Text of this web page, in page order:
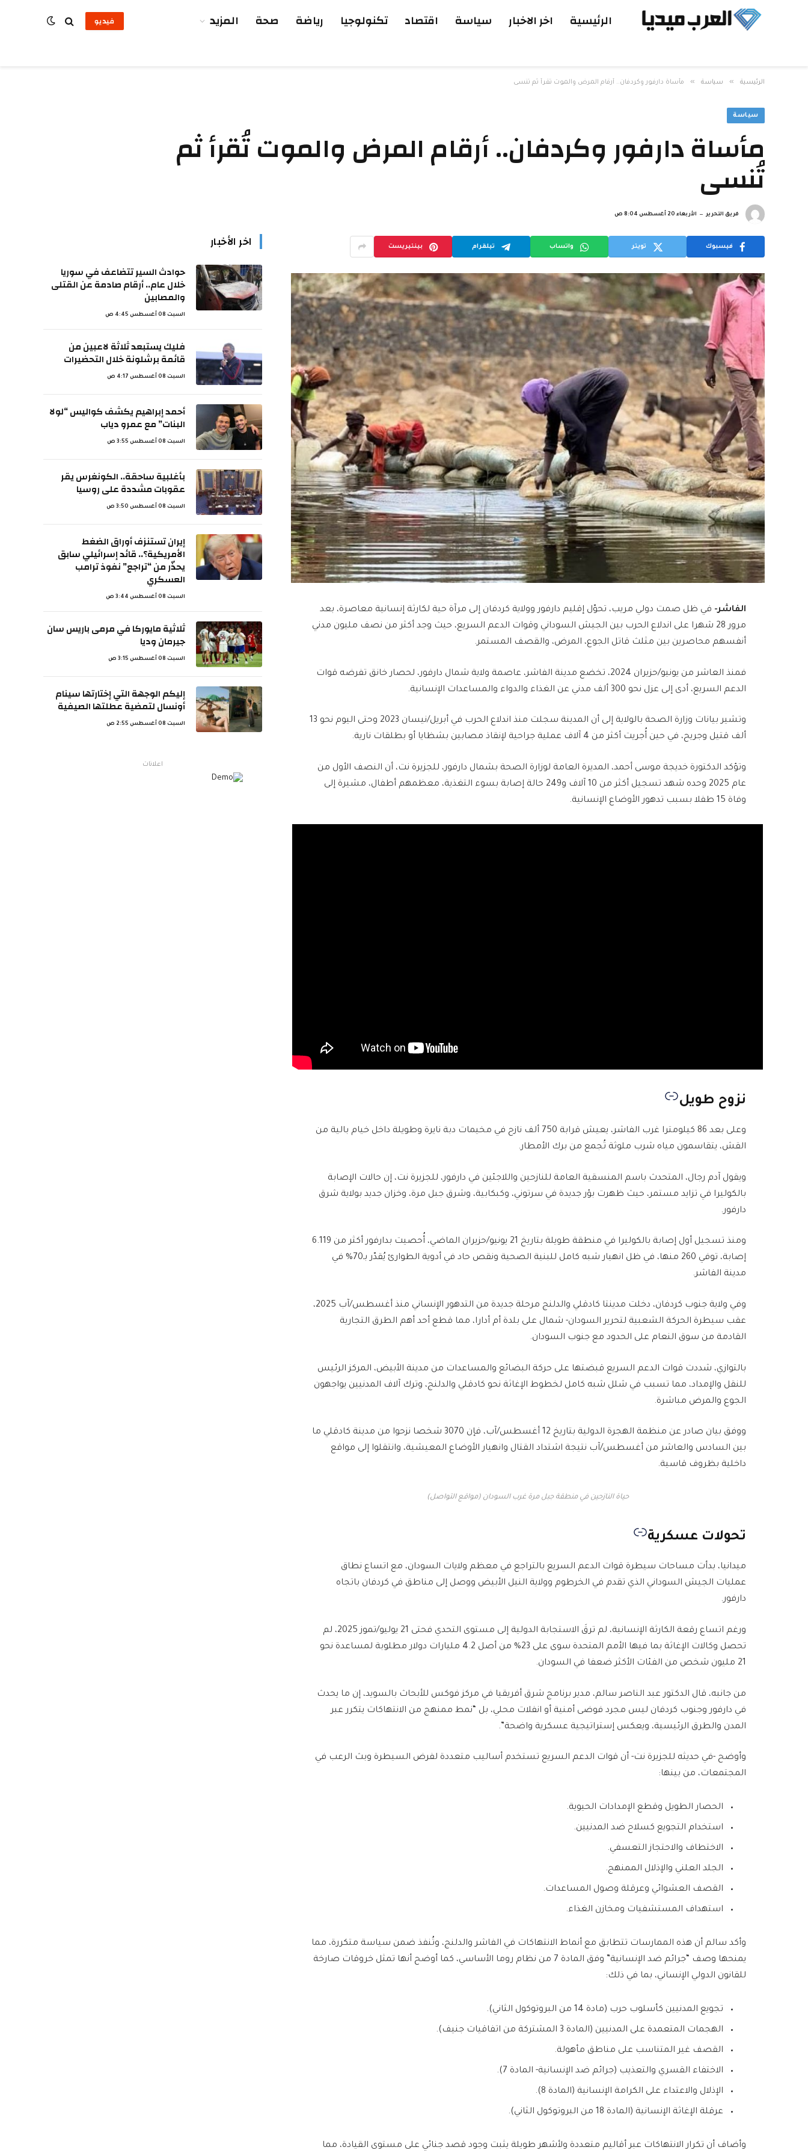
الرئيسية اخر الاخبار سياسة اقتصاد تكنولوجيا رياضة صحة المزيد فيديو
الرئيسية » سياسة » مأساة دارفور وكردفان.. أرقام المرض والموت تُقرأ ثم تُنسى
سياسة
مأساة دارفور وكردفان.. أرقام المرض والموت تُقرأ ثم
تُنسى
فريق التحرير الأربعاء 20 أغسطس 8:04 ص
فيسبوك تويتر واتساب تيلقرام بينتيريست
الفاشر- في ظل صمت دولي مريب، تحوّل إقليم دارفور وولاية كردفان إلى مرآة حية لكارثة إنسانية معاصرة، بعد
مرور 28 شهرا على اندلاع الحرب بين الجيش السوداني وقوات الدعم السريع، حيث وجد أكثر من نصف مليون مدني
أنفسهم محاصرين بين مثلث قاتل الجوع، المرض، والقصف المستمر.
فمنذ العاشر من يونيو/حزيران 2024، تخضع مدينة الفاشر، عاصمة ولاية شمال دارفور، لحصار خانق تفرضه قوات
الدعم السريع، أدى إلى عزل نحو 300 ألف مدني عن الغذاء والدواء والمساعدات الإنسانية.
وتشير بيانات وزارة الصحة بالولاية إلى أن المدينة سجلت منذ اندلاع الحرب في أبريل/نيسان 2023 وحتى اليوم نحو 13
ألف قتيل وجريح، في حين أُجريت أكثر من 4 آلاف عملية جراحية لإنقاذ مصابين بشظايا أو بطلقات نارية.
وتؤكد الدكتورة خديجة موسى أحمد، المديرة العامة لوزارة الصحة بشمال دارفور، للجزيرة نت، أن النصف الأول من
عام 2025 وحده شهد تسجيل أكثر من 10 آلاف و249 حالة إصابة بسوء التغذية، معظمهم أطفال، مشيرة إلى
وفاة 15 طفلا بسبب تدهور الأوضاع الإنسانية.
نزوح طويل
وعلى بعد 86 كيلومترا غرب الفاشر، يعيش قرابة 750 ألف نازح في مخيمات دبة نايرة وطويلة داخل خيام بالية من
القش، يتقاسمون مياه شرب ملوثة تُجمع من برك الأمطار.
ويقول آدم رجال، المتحدث باسم المنسقية العامة للنازحين واللاجئين في دارفور، للجزيرة نت، إن حالات الإصابة
بالكوليرا في تزايد مستمر، حيث ظهرت بؤر جديدة في سرتوني، وكبكابية، وشرق جبل مرة، وخزان جديد بولاية شرق
دارفور.
ومنذ تسجيل أول إصابة بالكوليرا في منطقة طويلة بتاريخ 21 يونيو/حزيران الماضي، أُحصيت بدارفور أكثر من 6.119
إصابة، توفي 260 منها، في ظل انهيار شبه كامل للبنية الصحية ونقص حاد في أدوية الطوارئ يُقدّر بـ70% في
مدينة الفاشر.
وفي ولاية جنوب كردفان، دخلت مدينتا كادقلي والدلنج مرحلة جديدة من التدهور الإنساني منذ أغسطس/آب 2025،
عقب سيطرة الحركة الشعبية لتحرير السودان- شمال على بلدة أم أدارا، مما قطع أحد أهم الطرق التجارية
القادمة من سوق النعام على الحدود مع جنوب السودان.
بالتوازي، شددت قوات الدعم السريع قبضتها على حركة البضائع والمساعدات من مدينة الأبيض، المركز الرئيس
للنقل والإمداد، مما تسبب في شلل شبه كامل لخطوط الإغاثة نحو كادقلي والدلنج، وترك آلاف المدنيين يواجهون
الجوع والمرض مباشرة.
ووفق بيان صادر عن منظمة الهجرة الدولية بتاريخ 12 أغسطس/آب، فإن 3070 شخصا نزحوا من مدينة كادقلي ما
بين السادس والعاشر من أغسطس/آب نتيجة اشتداد القتال وانهيار الأوضاع المعيشية، وانتقلوا إلى مواقع
داخلية بظروف قاسية.
حياة النازحين في منطقة جبل مرة غرب السودان (مواقع التواصل)
تحولات عسكرية
ميدانيا، بدأت مساحات سيطرة قوات الدعم السريع بالتراجع في معظم ولايات السودان، مع اتساع نطاق
عمليات الجيش السوداني الذي تقدم في الخرطوم وولاية النيل الأبيض ووصل إلى مناطق في كردفان باتجاه
دارفور.
ورغم اتساع رقعة الكارثة الإنسانية، لم ترقَ الاستجابة الدولية إلى مستوى التحدي فحتى 21 يوليو/تموز 2025، لم
تحصل وكالات الإغاثة بما فيها الأمم المتحدة سوى على 23% من أصل 4.2 مليارات دولار مطلوبة لمساعدة نحو
21 مليون شخص من الفئات الأكثر ضعفا في السودان.
من جانبه، قال الدكتور عبد الناصر سالم، مدير برنامج شرق أفريقيا في مركز فوكس للأبحاث بالسويد، إن ما يحدث
في دارفور وجنوب كردفان ليس مجرد فوضى أمنية أو انفلات محلي، بل “نمط ممنهج من الانتهاكات يتكرر عبر
المدن والطرق الرئيسية، ويعكس إستراتيجية عسكرية واضحة”.
وأوضح -في حديثه للجزيرة نت- أن قوات الدعم السريع تستخدم أساليب متعددة لفرض السيطرة وبث الرعب في
المجتمعات، من بينها:
الحصار الطويل وقطع الإمدادات الحيوية.
استخدام التجويع كسلاح ضد المدنيين.
الاختطاف والاحتجاز التعسفي.
الجلد العلني والإذلال الممنهج.
القصف العشوائي وعرقلة وصول المساعدات.
استهداف المستشفيات ومخازن الغذاء.
وأكد سالم أن هذه الممارسات تتطابق مع أنماط الانتهاكات في الفاشر والدلنج، وتُنفذ ضمن سياسة متكررة، مما
يمنحها وصف “جرائم ضد الإنسانية” وفق المادة 7 من نظام روما الأساسي، كما أوضح أنها تمثل خروقات صارخة
للقانون الدولي الإنساني، بما في ذلك:
تجويع المدنيين كأسلوب حرب (مادة 14 من البروتوكول الثاني).
الهجمات المتعمدة على المدنيين (المادة 3 المشتركة من اتفاقيات جنيف).
القصف غير المتناسب على مناطق مأهولة.
الاختفاء القسري والتعذيب (جرائم ضد الإنسانية- المادة 7).
الإذلال والاعتداء على الكرامة الإنسانية (المادة 8).
عرقلة الإغاثة الإنسانية (المادة 18 من البروتوكول الثاني).
وأضاف أن تكرار الانتهاكات عبر أقاليم متعددة ولأشهر طويلة يثبت وجود قصد جنائي على مستوى القيادة، مما
اخر الأخبار
حوادث السير تتضاعف في سوريا
خلال عام.. أرقام صادمة عن القتلى
والمصابين
السبت 08 أغسطس 4:45 ص
فليك يستبعد ثلاثة لاعبين من
قائمة برشلونة خلال التحضيرات
السبت 08 أغسطس 4:17 ص
أحمد إبراهيم يكشف كواليس “لولا
البنات” مع عمرو دياب
السبت 08 أغسطس 3:55 ص
بأغلبية ساحقة.. الكونغرس يقر
عقوبات مشددة على روسيا
السبت 08 أغسطس 3:50 ص
إيران تستنزف أوراق الضغط
الأمريكية؟.. قائد إسرائيلي سابق
يحذّر من “تراجع” نفوذ ترامب
العسكري
السبت 08 أغسطس 3:44 ص
ثلاثية مايوركا في مرمى باريس سان
جيرمان وديا
السبت 08 أغسطس 3:15 ص
إليكم الوجهة التي إختارتها سينام
أونسال لتمضية عطلتها الصيفية
السبت 08 أغسطس 2:55 ص
اعلانات